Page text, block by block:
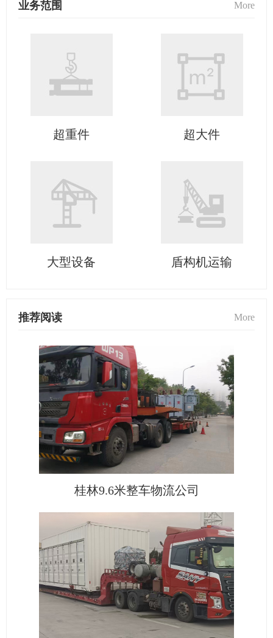
业务范围 More
超重件 超大件
大型设备 盾构机运输
推荐阅读 More
桂林9.6米整车物流公司